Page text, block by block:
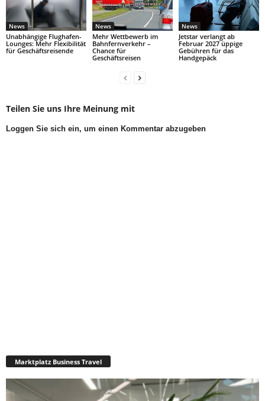
News
Unabhängige Flughafen-
Lounges: Mehr Flexibilität
für Geschäftsreisende
News
Mehr Wettbewerb im
Bahnfernverkehr –
Chance für
Geschäftsreisen
News
Jetstar verlangt ab
Februar 2027 üppige
Gebühren für das
Handgepäck
Teilen Sie uns Ihre Meinung mit
Loggen Sie sich ein, um einen Kommentar abzugeben
Marktplatz Business Travel